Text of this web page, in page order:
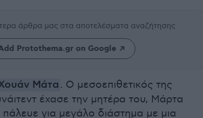
άρθρα μας στα αποτελέσματα αναζήτησης
Protothema.gr on Google
Μάτα . Ο μεσοεπιθετικός της
έχασε την μητέρα του, Μάρτα
για μεγάλο διάστημα με μια